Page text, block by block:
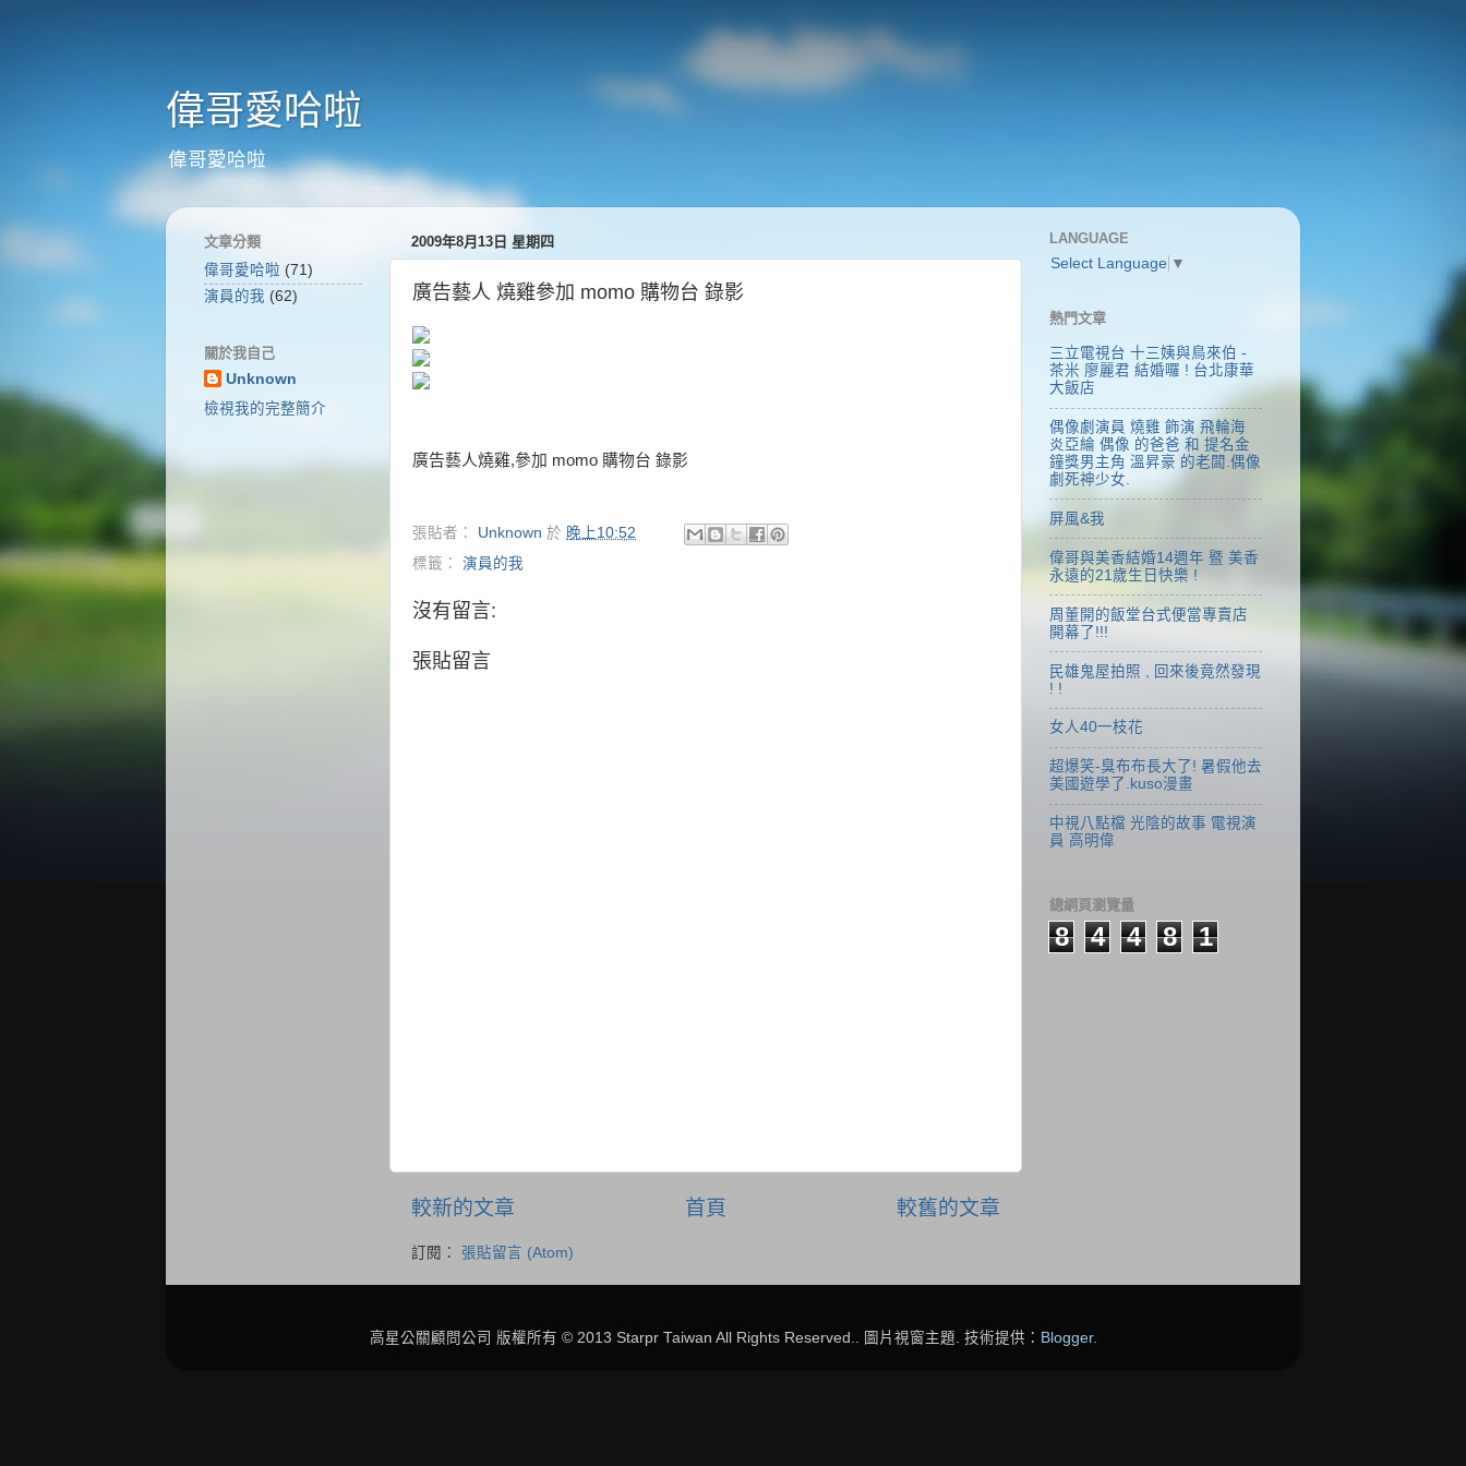
偉哥愛哈啦
偉哥愛哈啦
2009年8月13日 星期四
廣告藝人 燒雞參加 momo 購物台 錄影
廣告藝人燒雞,參加 momo 購物台 錄影
張貼者： Unknown 於 晚上10:52
標籤： 演員的我
沒有留言:
張貼留言
較新的文章 較舊的文章
首頁
訂閱： 張貼留言 (Atom)
文章分類
偉哥愛哈啦 (71)
演員的我 (62)
關於我自己
Unknown
檢視我的完整簡介
LANGUAGE
Select Language ▼
熱門文章
三立電視台 十三姨與鳥來伯 -
茶米 廖麗君 結婚囉 ! 台北康華
大飯店
偶像劇演員 燒雞 飾演 飛輪海
炎亞綸 偶像 的爸爸 和 提名金
鐘獎男主角 溫昇豪 的老闆.偶像
劇死神少女.
屏風&我
偉哥與美香結婚14週年 暨 美香
永遠的21歲生日快樂 !
周董開的飯堂台式便當專賣店
開幕了!!!
民雄鬼屋拍照 , 回來後竟然發現
! !
女人40一枝花
超爆笑-臭布布長大了! 暑假他去
美國遊學了.kuso漫畫
中視八點檔 光陰的故事 電視演
員 高明偉
總網頁瀏覽量
8 4 4 8 1
高星公關顧問公司 版權所有 © 2013 Starpr Taiwan All Rights Reserved.. 圖片視窗主題. 技術提供： Blogger.